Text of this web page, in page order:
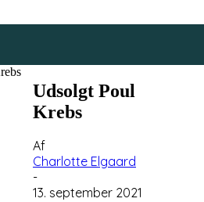
Udsolgt Poul
Krebs
Af
Charlotte Elgaard
-
13. september 2021